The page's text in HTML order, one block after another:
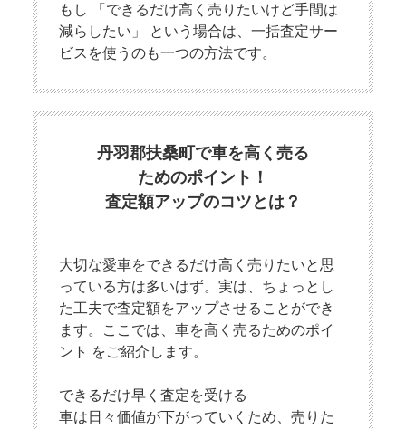
もし 「できるだけ高く売りたいけど手間は
減らしたい」 という場合は、一括査定サー
ビスを使うのも一つの方法です。
丹羽郡扶桑町で車を高く売る
ためのポイント！
査定額アップのコツとは？
大切な愛車をできるだけ高く売りたいと思
っている方は多いはず。実は、ちょっとし
た工夫で査定額をアップさせることができ
ます。ここでは、車を高く売るためのポイ
ント をご紹介します。
できるだけ早く査定を受ける
車は日々価値が下がっていくため、売りた